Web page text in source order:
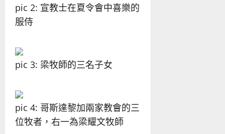
pic 2: 宣教士在夏令會中喜樂的
服侍
pic 3: 梁牧師的三名子女
pic 4: 哥斯達黎加兩家教會的三
位牧者，右一為梁耀文牧師